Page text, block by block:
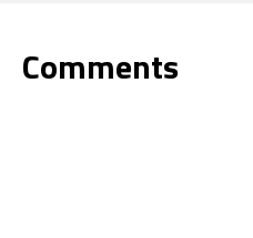
Comments